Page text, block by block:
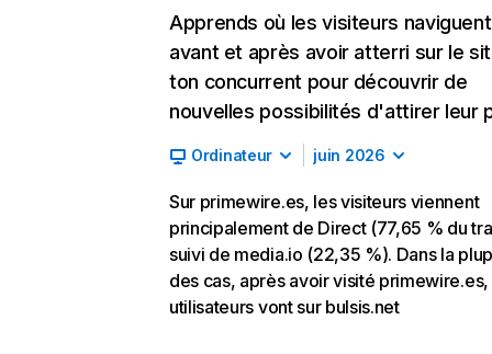
Apprends où les visiteurs naviguent
avant et après avoir atterri sur le
ton concurrent pour découvrir de
nouvelles possibilités d'attirer leur
Ordinateur juin 2026
Sur primewire.es, les visiteurs viennent
principalement de Direct (77,65 % du
suivi de media.io (22,35 %). Dans la
des cas, après avoir visité primewire.es,
utilisateurs vont sur bulsis.net